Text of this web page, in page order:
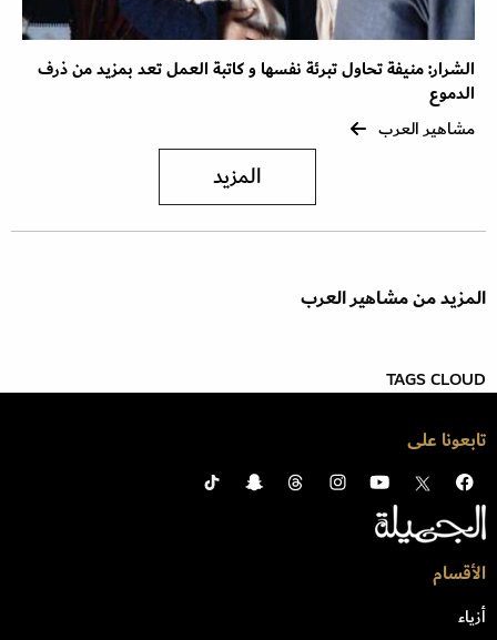
الشرار: منيفة تحاول تبرئة نفسها و كاتبة العمل تعد بمزيد من ذرف
الدموع
مشاهير العرب
المزيد
المزيد من مشاهير العرب
TAGS CLOUD
تابعونا على
الأقسام
أزياء